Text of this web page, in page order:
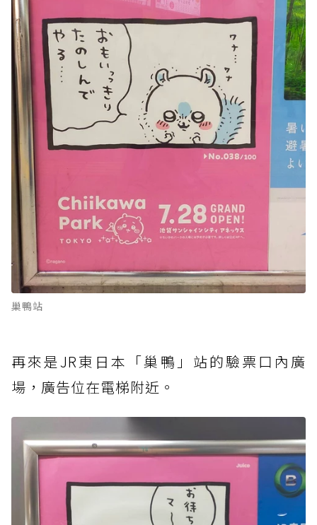
巢鴨站
再來是JR東日本「巢鴨」站的驗票口內廣
場，廣告位在電梯附近。